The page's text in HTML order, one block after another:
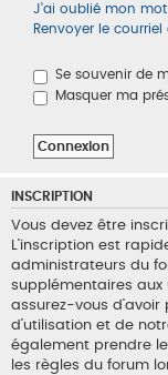
J’ai oublié mon
Renvoyer le courriel
Se souvenir de
Masquer ma
INSCRIPTION
Vous devez être
L’inscription est
administrateurs du
supplémentaires aux
assurez-vous
d’utilisation et de
également prendre
les règles du forum